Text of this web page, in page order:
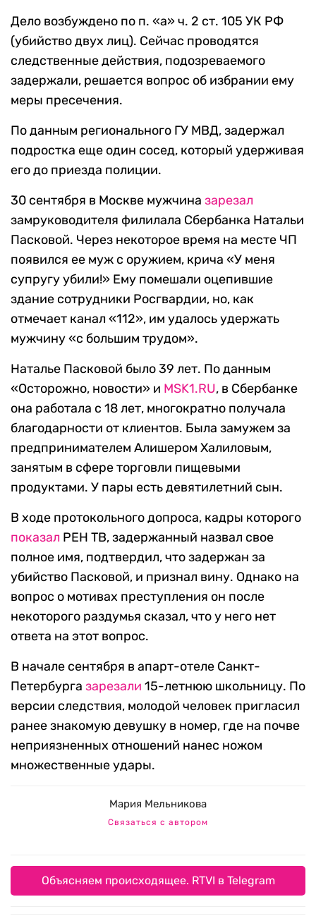
Дело возбуждено по п. «а» ч. 2 ст. 105 УК РФ
(убийство двух лиц). Сейчас проводятся
следственные действия, подозреваемого
задержали, решается вопрос об избрании ему
меры пресечения.
По данным регионального ГУ МВД, задержал
подростка еще один сосед, который удерживая
его до приезда полиции.
30 сентября в Москве мужчина зарезал
замруководителя филилала Сбербанка Натальи
Пасковой. Через некоторое время на месте ЧП
появился ее муж с оружием, крича «У меня
супругу убили!» Ему помешали оцепившие
здание сотрудники Росгвардии, но, как
отмечает канал «112», им удалось удержать
мужчину «с большим трудом».
Наталье Пасковой было 39 лет. По данным
«Осторожно, новости» и MSK1.RU, в Сбербанке
она работала с 18 лет, многократно получала
благодарности от клиентов. Была замужем за
предпринимателем Алишером Халиловым,
занятым в сфере торговли пищевыми
продуктами. У пары есть девятилетний сын.
В ходе протокольного допроса, кадры которого
показал РЕН ТВ, задержанный назвал свое
полное имя, подтвердил, что задержан за
убийство Пасковой, и признал вину. Однако на
вопрос о мотивах преступления он после
некоторого раздумья сказал, что у него нет
ответа на этот вопрос.
В начале сентября в апарт-отеле Санкт-
Петербурга зарезали 15-летнюю школьницу. По
версии следствия, молодой человек пригласил
ранее знакомую девушку в номер, где на почве
неприязненных отношений нанес ножом
множественные удары.
Мария Мельникова
Связаться с автором
Объясняем происходящее. RTVI в Telegram